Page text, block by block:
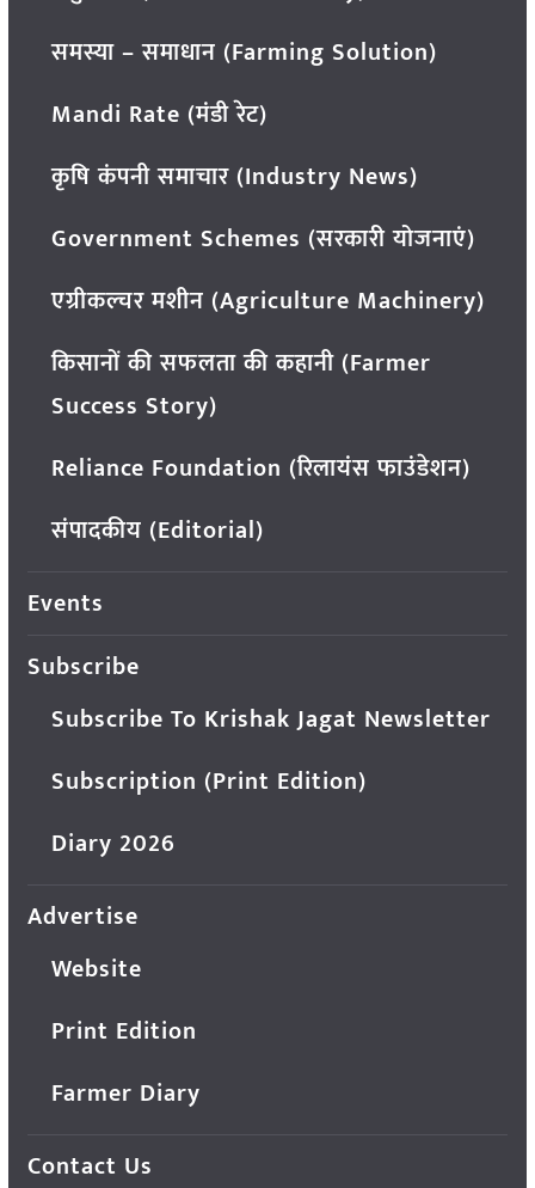
समस्या – समाधान (Farming Solution)
Mandi Rate (मंडी रेट)
कृषि कंपनी समाचार (Industry News)
Government Schemes (सरकारी योजनाएं)
एग्रीकल्चर मशीन (Agriculture Machinery)
किसानों की सफलता की कहानी (Farmer
Success Story)
Reliance Foundation (रिलायंस फाउंडेशन)
संपादकीय (Editorial)
Events
Subscribe
Subscribe To Krishak Jagat Newsletter
Subscription (Print Edition)
Diary 2026
Advertise
Website
Print Edition
Farmer Diary
Contact Us